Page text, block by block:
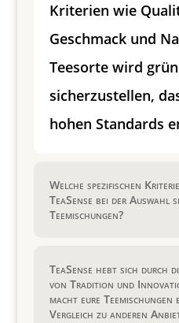
Kriterien wie
Geschmack und
Teesorte wird
sicherzustellen,
hohen Standards
Welche spezifischen
TeaSense bei der Auswahl
Teemischungen?
TeaSense hebt sich durch
von Tradition und
macht eure Teemischungen
Vergleich zu anderen